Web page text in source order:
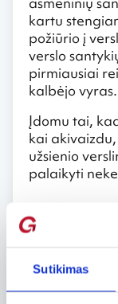
Sutikimas
kartu
požiūrio į
verslo
pirmiausiai
kalbėjo vyras.
Įdomu tai,
kai
užsienio
palaikyti
Vertina
akcentas –
kad svarbi
įpakavimas“,